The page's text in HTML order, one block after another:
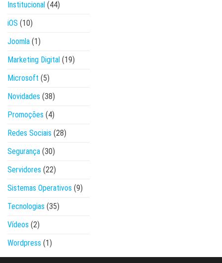
Institucional (44)
iOS (10)
Joomla (1)
Marketing Digital (19)
Microsoft (5)
Novidades (38)
Promoções (4)
Redes Sociais (28)
Segurança (30)
Servidores (22)
Sistemas Operativos (9)
Tecnologias (35)
Vídeos (2)
Wordpress (1)